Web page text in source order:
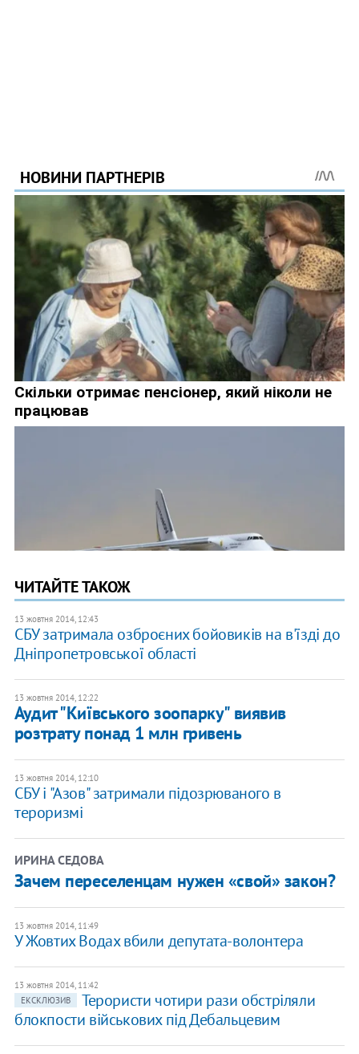
ЧИТАЙТЕ ТАКОЖ
13 жовтня 2014, 12:43
СБУ затримала озброєних бойовиків на в'їзді до
Дніпропетровської області
13 жовтня 2014, 12:22
Аудит "Київського зоопарку" виявив
розтрату понад 1 млн гривень
13 жовтня 2014, 12:10
СБУ і "Азов" затримали підозрюваного в
тероризмі
ИРИНА СЕДОВА
Зачем переселенцам нужен «свой» закон?
13 жовтня 2014, 11:49
У Жовтих Водах вбили депутата-волонтера
13 жовтня 2014, 11:42
ЕКСКЛЮЗИВ
Терористи чотири рази обстріляли
блокпости військових під Дебальцевим